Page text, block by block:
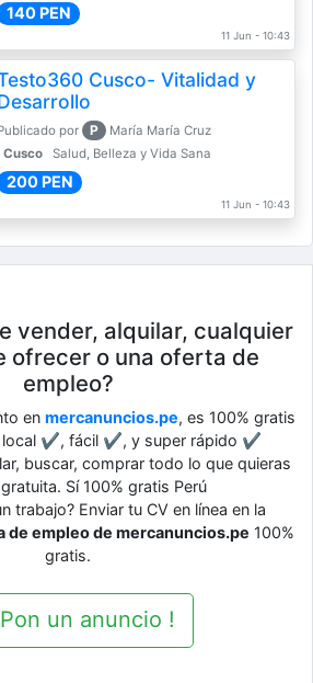
140 PEN
11 Jun - 10:43
Cusco- Vitalidad y
por P
María María Cruz
Cusco
Salud, Belleza y Vida Sana
200 PEN
11 Jun - 10:43
vender, alquilar, cualquier
ofrecer o una oferta de
empleo?
en mercanuncios.pe, es 100% gratis
✔, fácil ✔, y super rápido ✔
buscar, comprar todo lo que quieras
Sí 100% gratis Perú
trabajo? Enviar tu CV en línea en la
de empleo de mercanuncios.pe 100%
gratis.
Pon un anuncio !